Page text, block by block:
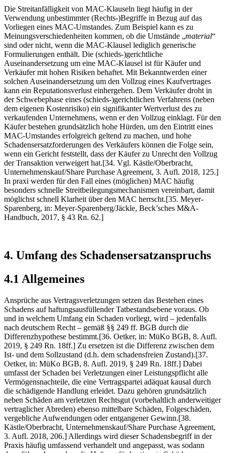
Die Streitanfälligkeit von MAC-Klauseln liegt häufig in der
Verwendung unbestimmter (Rechts-)Begriffe in Bezug auf das
Vorliegen eines MAC-Umstandes. Zum Beispiel kann es zu
Meinungsverschiedenheiten kommen, ob die Umstände „material“
sind oder nicht, wenn die MAC-Klausel lediglich generische
Formulierungen enthält. Die (schieds-)gerichtliche
Auseinandersetzung um eine MAC-Klausel ist für Käufer und
Verkäufer mit hohen Risiken behaftet. Mit Bekanntwerden einer
solchen Auseinandersetzung um den Vollzug eines Kaufvertrages
kann ein Reputationsverlust einhergehen. Dem Verkäufer droht in
der Schwebephase eines (schieds-)gerichtlichen Verfahrens (neben
dem eigenen Kostenrisiko) ein signifikanter Wertverlust des zu
verkaufenden Unternehmens, wenn er den Vollzug einklagt. Für den
Käufer bestehen grundsätzlich hohe Hürden, um den Eintritt eines
MAC-Umstandes erfolgreich geltend zu machen, und hohe
Schadensersatzforderungen des Verkäufers können die Folge sein,
wenn ein Gericht feststellt, dass der Käufer zu Unrecht den Vollzug
der Transaktion verweigert hat.[34. Vgl. Kästle/Oberbracht,
Unternehmenskauf/Share Purchase Agreement, 3. Aufl. 2018, 125.]
In praxi werden für den Fall eines (möglichen) MAC häufig
besonders schnelle Streitbeilegungsmechanismen vereinbart, damit
möglichst schnell Klarheit über den MAC herrscht.[35. Meyer-
Sparenberg, in: Meyer-Sparenberg/Jäckle, Beck’sches M&A-
Handbuch, 2017, § 43 Rn. 62.]
4. Umfang des Schadensersatzanspruchs
4.1 Allgemeines
Ansprüche aus Vertragsverletzungen setzen das Bestehen eines
Schadens auf haftungsausfüllender Tatbestandsebene voraus. Ob
und in welchem Umfang ein Schaden vorliegt, wird – jedenfalls
nach deutschem Recht – gemäß §§ 249 ff. BGB durch die
Differenzhypothese bestimmt.[36. Oetker, in: MüKo BGB, 8. Aufl.
2019, § 249 Rn. 18ff.] Zu ersetzen ist die Differenz zwischen dem
Ist- und dem Sollzustand (d.h. dem schadensfreien Zustand).[37.
Oetker, in: MüKo BGB, 8. Aufl. 2019, § 249 Rn. 18ff.] Dabei
umfasst der Schaden bei Verletzungen einer Leistungspflicht alle
Vermögensnachteile, die eine Vertragspartei adäquat kausal durch
die schädigende Handlung erleidet. Dazu gehören grundsätzlich
neben Schäden am verletzten Rechtsgut (vorbehaltlich anderweitiger
vertraglicher Abreden) ebenso mittelbare Schäden, Folgeschäden,
vergebliche Aufwendungen oder entgangener Gewinn.[38.
Kästle/Oberbracht, Unternehmenskauf/Share Purchase Agreement,
3. Aufl. 2018, 206.] Allerdings wird dieser Schadensbegriff in der
Praxis häufig umfassend verhandelt und angepasst, was sodann